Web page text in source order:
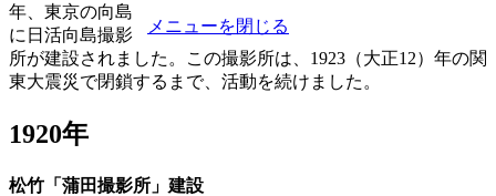
メニューを閉じる
年、東京の向島
に日活向島撮影
所が建設されました。この撮影所は、1923（大正12）年の関
東大震災で閉鎖するまで、活動を続けました。
1920年
松竹「蒲田撮影所」建設